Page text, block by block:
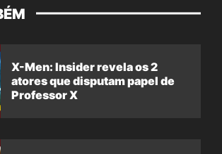
X-Men: Insider revela os 2
atores que disputam papel de
Professor X